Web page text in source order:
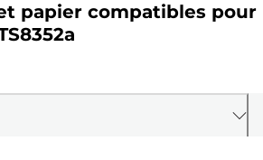
papier compatibles pour